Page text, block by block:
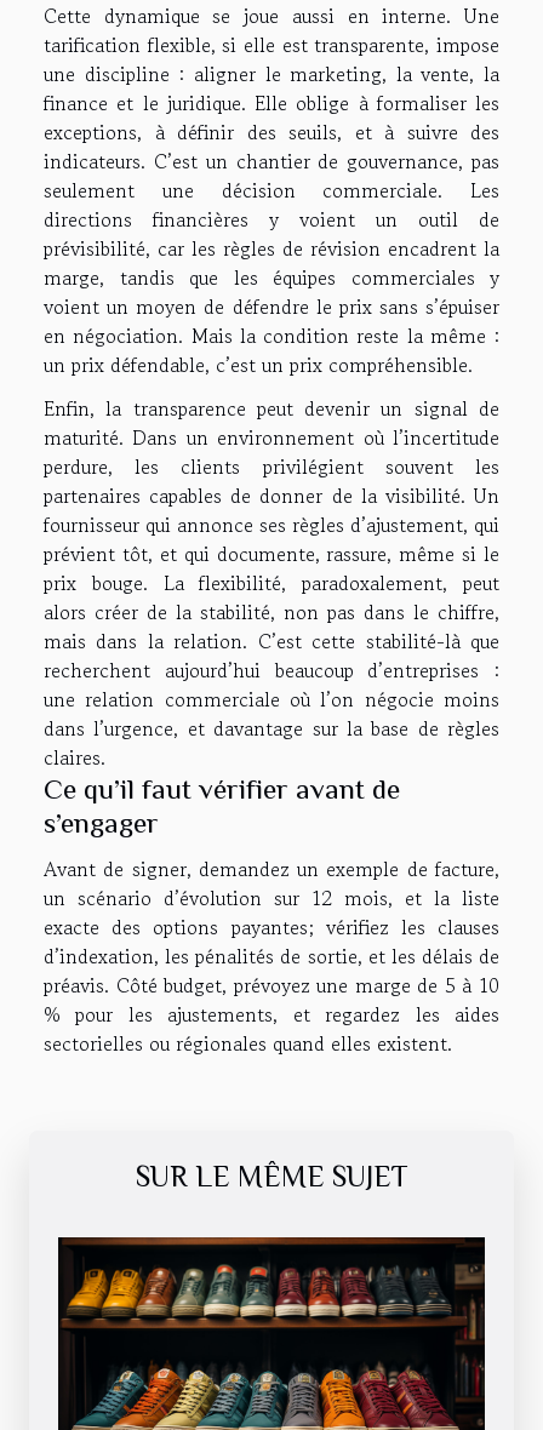
Cette dynamique se joue aussi en interne. Une
tarification flexible, si elle est transparente, impose
une discipline : aligner le marketing, la vente, la
finance et le juridique. Elle oblige à formaliser les
exceptions, à définir des seuils, et à suivre des
indicateurs. C’est un chantier de gouvernance, pas
seulement une décision commerciale. Les
directions financières y voient un outil de
prévisibilité, car les règles de révision encadrent la
marge, tandis que les équipes commerciales y
voient un moyen de défendre le prix sans s’épuiser
en négociation. Mais la condition reste la même :
un prix défendable, c’est un prix compréhensible.
Enfin, la transparence peut devenir un signal de
maturité. Dans un environnement où l’incertitude
perdure, les clients privilégient souvent les
partenaires capables de donner de la visibilité. Un
fournisseur qui annonce ses règles d’ajustement, qui
prévient tôt, et qui documente, rassure, même si le
prix bouge. La flexibilité, paradoxalement, peut
alors créer de la stabilité, non pas dans le chiffre,
mais dans la relation. C’est cette stabilité-là que
recherchent aujourd’hui beaucoup d’entreprises :
une relation commerciale où l’on négocie moins
dans l’urgence, et davantage sur la base de règles
claires.
Ce qu’il faut vérifier avant de
s’engager
Avant de signer, demandez un exemple de facture,
un scénario d’évolution sur 12 mois, et la liste
exacte des options payantes; vérifiez les clauses
d’indexation, les pénalités de sortie, et les délais de
préavis. Côté budget, prévoyez une marge de 5 à 10
% pour les ajustements, et regardez les aides
sectorielles ou régionales quand elles existent.
SUR LE MÊME SUJET